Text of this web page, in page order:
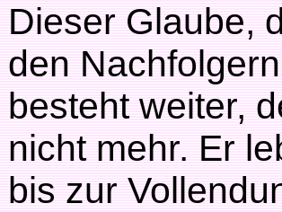
Dieser Glaube,
den
besteht weiter,
nicht mehr. Er
bis zur